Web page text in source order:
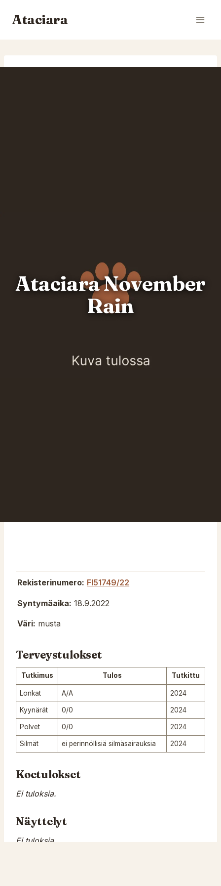
sisältöön
Ataciara
Ataciara November
Rain
Rekisterinumero: FI51749/22
Syntymäaika: 18.9.2022
Väri: musta
Terveystulokset
Tutkimus Tulos Tutkittu
Lonkat A/A 2024
Kyynärät 0/0 2024
Polvet 0/0 2024
Silmät ei perinnöllisiä silmäsairauksia 2024
Koetulokset
Ei tuloksia.
Näyttelyt
Ei tuloksia.